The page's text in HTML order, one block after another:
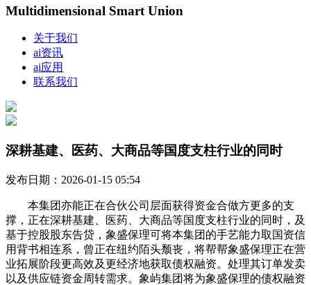
Multidimensional Smart Union
关于我们
ai资讯
ai应用
联系我们
深耕基建、医药、大商品等国度支柱行业的同时
发布日期：2026-01-15 05:54
本集团亦能正在合伙公司层面获得资金合做方更多的支
撑，正在深耕基建、医药、大商品等国度支柱行业的同时，及
基于控股股东告贷，象盛保理可将本集团的手艺能力取国资信
用背书相连系，曾正在纽约陌头颓丧，将帮帮象盛保理正在营
业拓展阶段更高效及更经济地获取债权融资。处理其订单发卖
以及供应链资金周转需求。象屿集团将为象盛保理的债权融资